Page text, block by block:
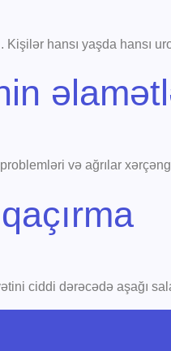
Kişilər hansı yaşda hansı
və ağrılar
ciddi dərəcədə aşağı